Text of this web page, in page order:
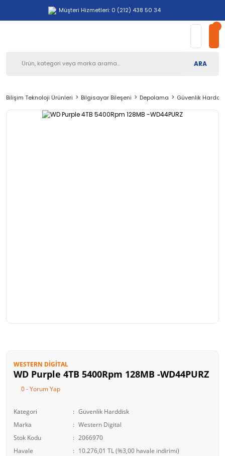
Müşteri Hizmetleri: 0 (212) 438 50 34
ARA
Bilişim Teknoloji Ürünleri Bilgisayar Bileşeni Depolama Güvenlik
WESTERN DIGITAL
WD Purple 4TB 5400Rpm 128MB -WD44PURZ
0 - Yorum Yap
Kategori
Güvenlik Harddisk
Marka
Western Digital
Stok Kodu
2066970
Havale
10.276,01 TL (%3,00 havale indirimi)